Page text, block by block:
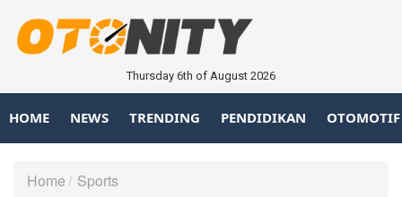
Thursday 6th of August 2026
HOME NEWS TRENDING PENDIDIKAN OTOMOTIF
Home Sports